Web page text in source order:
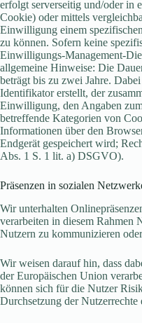
erfolgt serverseitig und/oder in
Cookie) oder mittels
Einwilligung einem
zu können. Sofern keine
Einwilligungs-Management-
allgemeine Hinweise: Die
beträgt bis zu zwei Jahre.
Identifikator erstellt, der
Einwilligung, den Angaben
betreffende Kategorien von
Informationen über den
Endgerät gespeichert wird;
Abs. 1 S. 1 lit. a) DSGVO).
Präsenzen in sozialen
Wir unterhalten
verarbeiten in diesem Rahmen
Nutzern zu kommunizieren
Wir weisen darauf hin, dass
der Europäischen Union
können sich für die Nutzer
Durchsetzung der